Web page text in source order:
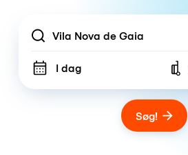
Location
I dag
Søg!